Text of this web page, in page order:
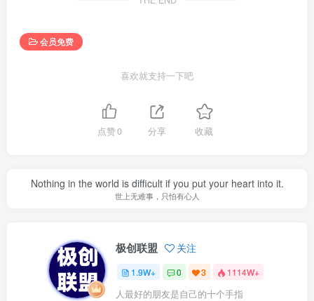
会员免费
喜欢就支持一下吧
点赞0 分享 收藏
Nothing in the world is difficult if you put your heart into it.
世上无难事，只怕有心人
极创联盟 关注
1.9W+ 0 3 1114W+
人最好的朋友是自己的十个手指